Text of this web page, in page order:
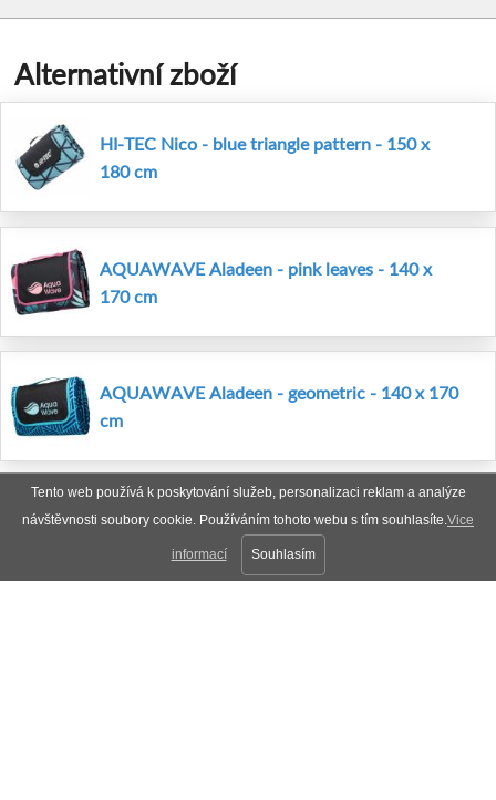
Tento web používá k poskytování služeb, personalizaci reklam a analýze
návštěvnosti soubory cookie. Používáním tohoto webu s tím souhlasíte.Vice
informací Souhlasím
Alternativní zboží
HI-TEC Nico - blue triangle pattern - 150 x
180 cm
AQUAWAVE Aladeen - pink leaves - 140 x
170 cm
AQUAWAVE Aladeen - geometric - 140 x 170
cm